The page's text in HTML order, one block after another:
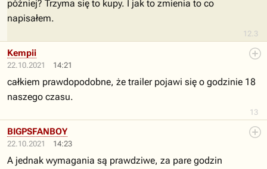
12.3
później? Trzyma się to kupy. I jak to zmienia to co
napisałem.
22.10.2021 14:21
13
Kempii
całkiem prawdopodobne, że trailer pojawi się o godzinie 18
naszego czasu.
22.10.2021 14:23
BIGPSFANBOY
A jednak wymagania są prawdziwe, za pare godzin